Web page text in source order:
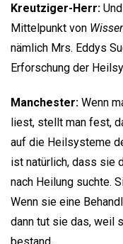
Kreutziger-Herr:
Mittelpunkt von
nämlich Mrs. Eddys
Erforschung der
Manchester: Wenn
liest, stellt man fest,
auf die Heilsysteme
ist natürlich, dass sie
nach Heilung suchte.
Wenn sie eine
dann tut sie das, weil